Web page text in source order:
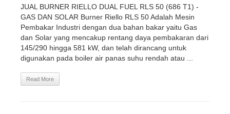
JUAL BURNER RIELLO DUAL FUEL RLS 50 (686 T1) -
GAS DAN SOLAR Burner Riello RLS 50 Adalah Mesin
Pembakar Industri dengan dua bahan bakar yaitu Gas
dan Solar yang mencakup rentang daya pembakaran dari
145/290 hingga 581 kW, dan telah dirancang untuk
digunakan pada boiler air panas suhu rendah atau ...
Read More